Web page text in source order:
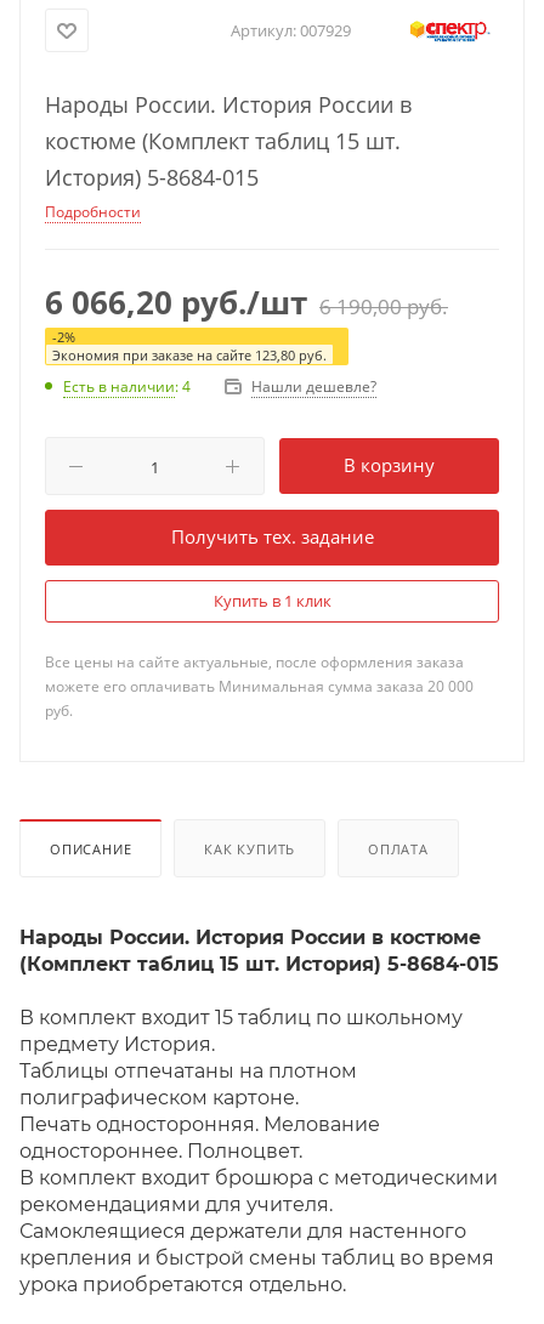
Артикул:007929
Народы России. История России в
костюме (Комплект таблиц 15 шт.
История) 5-8684-015
Подробности
6 066,20 руб./шт 6 190,00руб.
-2%
Экономия при заказе на сайте 123,80 руб.
Есть в наличии: 4 Нашли дешевле?
В корзину
Получить тех. задание
Купить в 1 клик
Все цены на сайте актуальные, после оформления заказа
можете его оплачивать Минимальная сумма заказа 20 000
руб.
ОПИСАНИЕ КАК КУПИТЬ ОПЛАТА
Народы России. История России в костюме
(Комплект таблиц 15 шт. История) 5-8684-015
В комплект входит 15 таблиц по школьному
предмету История.
Таблицы отпечатаны на плотном
полиграфическом картоне.
Печать односторонняя. Мелование
одностороннее. Полноцвет.
В комплект входит брошюра с методическими
рекомендациями для учителя.
Самоклеящиеся держатели для настенного
крепления и быстрой смены таблиц во время
урока приобретаются отдельно.